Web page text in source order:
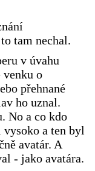
tam nechal.
v úvahu
venku o
přehnané
ho uznal.
No a co kdo
a ten byl
avatár. A
- jako avatára.